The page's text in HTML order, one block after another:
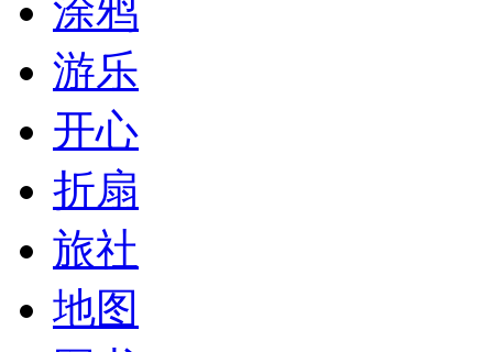
涂鸦
游乐
开心
折扇
旅社
地图